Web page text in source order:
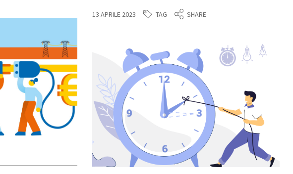
13 APRILE 2023 TAG SHARE